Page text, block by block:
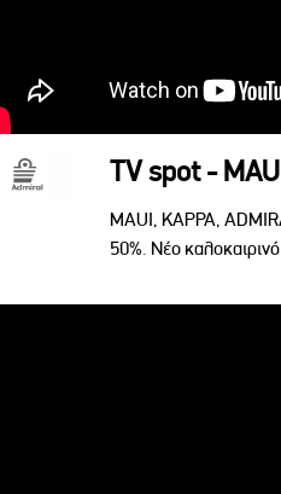
TV spot -
MAUI, KAPPA,
50%. Νέο